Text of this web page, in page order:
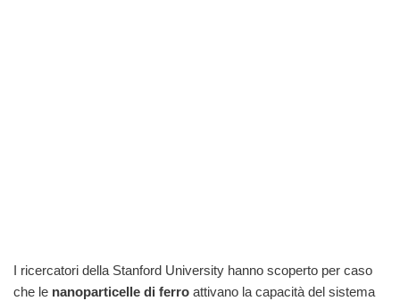
I ricercatori della Stanford University hanno scoperto per caso
che le nanoparticelle di ferro attivano la capacità del sistema